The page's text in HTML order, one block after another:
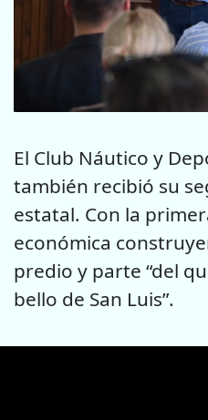
El Club Náutico y
también recibió su
estatal. Con la
económica
predio y parte “del
bello de San Luis”.